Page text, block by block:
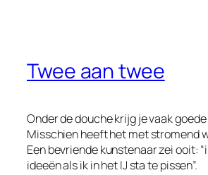
Twee aan twee
Onder de douche krijg je vaak
Misschien heeft het met stromend
Een bevriende kunstenaar zei ooit:
ideeën als ik in het IJ sta te pissen”.